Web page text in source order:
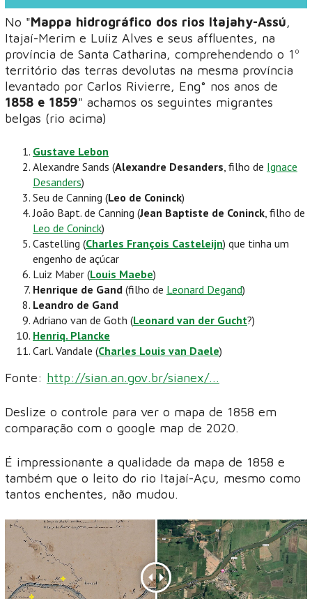
No "Mappa hidrográfico dos rios Itajahy-Assú,
Itajaí-Merim e Luíiz Alves e seus affluentes, na
província de Santa Catharina, comprehendendo o 1º
território das terras devolutas na mesma província
levantado por Carlos Rivierre, Eng° nos anos de
1858 e 1859" achamos os seguintes migrantes
belgas (rio acima)
Gustave Lebon
Alexandre Sands (Alexandre Desanders, filho de Ignace
Desanders)
Seu de Canning (Leo de Coninck)
João Bapt. de Canning (Jean Baptiste de Coninck, filho de
Leo de Coninck)
Castelling (Charles François Casteleijn) que tinha um
engenho de açúcar
Luiz Maber (Louis Maebe)
Henrique de Gand (filho de Leonard Degand)
Leandro de Gand
Adriano van de Goth (Leonard van der Gucht?)
Henriq. Plancke
Carl. Vandale (Charles Louis van Daele)
Fonte: http://sian.an.gov.br/sianex/...
Deslize o controle para ver o mapa de 1858 em
comparação com o google map de 2020.
É impressionante a qualidade da mapa de 1858 e
também que o leito do rio Itajaí-Açu, mesmo como
tantos enchentes, não mudou.